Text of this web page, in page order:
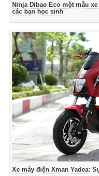
Ninja Dibao Eco một mẫu
các bạn học sinh
Xe máy điện Xman Yadea: